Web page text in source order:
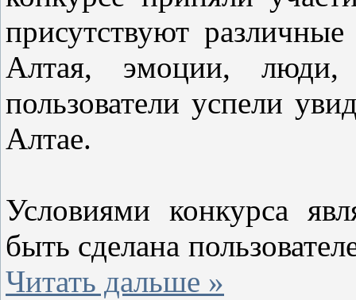
присутствуют
Алтая, эмоции,
пользователи успели
Алтае.
Условиями конкурса
быть сделана
Читать дальше »